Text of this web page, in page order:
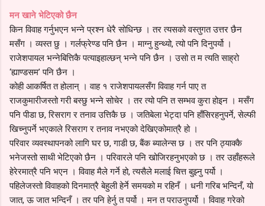
मन खाने भेटिएको छैन
किन विवाह गर्नुभएन भन्ने प्रश्न धेरै सोधिन्छ । तर त्यसको वस्तुगत उत्तर छैन
मसँग । व्यस्त छु । गर्लफ्रेण्ड पनि छैन । माग्नु हुन्थ्यो, त्यो पनि दिनुपर्यो ।
राजेशपायल भन्नेबित्तिकै पत्याइहाल्छन् भन्ने पनि छैन । उसो त म त्यति साह्रो
‘ह्याण्डसम’ पनि छैन ।
कोही आकर्षित त होलान् । वाह १ राजेशपायलसँग विवाह गर्न पाए त
राजकुमारीजस्तो गरी बस्छु भन्ने सोचेर । तर त्यो पनि त सम्भव कुरा होइन । मसँग
पनि पीडा छ, रिसराग र तनाव उत्तिकै छ । जतिबेला भेट्दा पनि हाँसिरहनुपर्ने, सेल्फी
खिच्नुपर्ने भएकाले रिसराग र तनाव नभएको देखिएकोमात्रै हो ।
परिवार व्यवस्थापनको लागि घर छ, गाडी छ, बैंक ब्यालेन्स छ । तर पनि ठ्याक्कै
भनेजस्तो साथी भेटिएको छैन । परिवारले पनि खोजिरहनुभएको छ । तर उहाँहरूले
हेरेरमात्रै पनि भएन । विवाह मैले गर्ने हो, त्यसैले मलाई चित्त बुझ्नु पर्यो ।
पहिलेजस्तो विवाहको दिनमात्रै बेहुली हेर्ने समयको म रहिनँ । धनी गरिब भन्दिनँ, यो
जात, ऊ जात भन्दिनँ । तर पनि हेर्नु त पर्यो । मन त पराउनुपर्यो । विवाह गरेको